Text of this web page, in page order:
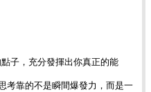
子，充分發揮出你真正的能
考靠的不是瞬間爆發力，而是一